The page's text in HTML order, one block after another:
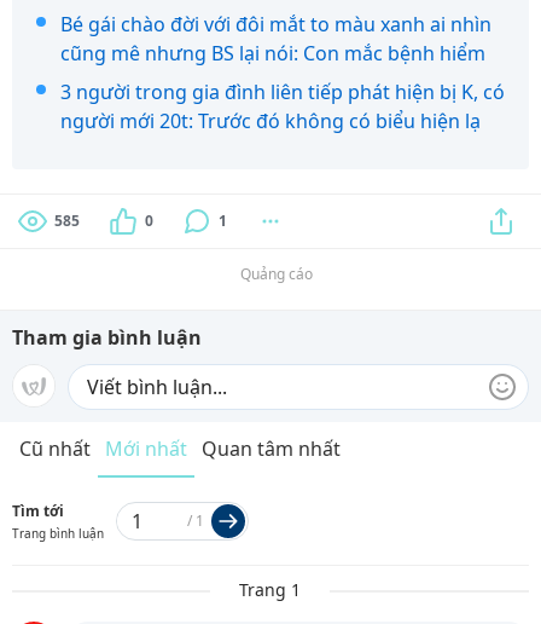
Bé gái chào đời với đôi mắt to màu xanh ai nhìn
cũng mê nhưng BS lại nói: Con mắc bệnh hiểm
3 người trong gia đình liên tiếp phát hiện bị K, có
người mới 20t: Trước đó không có biểu hiện lạ
585 0 1
Quảng cáo
Tham gia bình luận
Cũ nhất Mới nhất Quan tâm nhất
Tìm tới
Trang bình luận
/ 1
Trang 1